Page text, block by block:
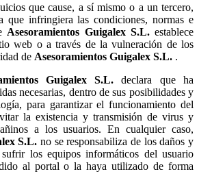
que cause, a sí mismo o a un tercero,
que infringiera las condiciones, normas e
establece
web o a través de la vulneración de los
de
.
declara que ha
necesarias, dentro de sus posibilidades y
para garantizar el funcionamiento del
la existencia y transmisión de virus y
a los usuarios. En cualquier caso,
no se responsabiliza de los daños y
los equipos informáticos del usuario
al portal o la haya utilizado de forma